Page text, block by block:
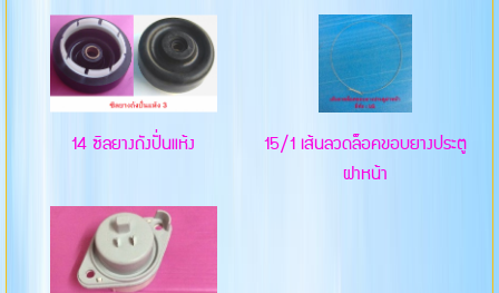
14 ซิลยางถังปั่นแห้ง
15/1 เส้นลวดล็อคขอบยางประตู
ฝาหน้า